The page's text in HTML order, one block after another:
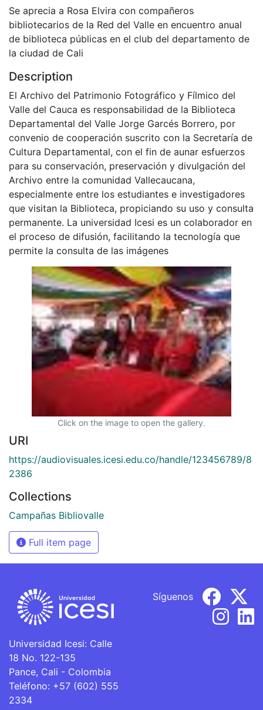
Se aprecia a Rosa Elvira con compañeros
bibliotecarios de la Red del Valle en encuentro anual
de biblioteca públicas en el club del departamento de
la ciudad de Cali
Description
El Archivo del Patrimonio Fotográfico y Fílmico del
Valle del Cauca es responsabilidad de la Biblioteca
Departamental del Valle Jorge Garcés Borrero, por
convenio de cooperación suscrito con la Secretaría de
Cultura Departamental, con el fin de aunar esfuerzos
para su conservación, preservación y divulgación del
Archivo entre la comunidad Vallecaucana,
especialmente entre los estudiantes e investigadores
que visitan la Biblioteca, propiciando su uso y consulta
permanente. La universidad Icesi es un colaborador en
el proceso de difusión, facilitando la tecnología que
permite la consulta de las imágenes
Click on the image to open the gallery.
URI
https://audiovisuales.icesi.edu.co/handle/123456789/8
2386
Collections
Campañas Bibliovalle
Full item page
Universidad Icesi: Calle
18 No. 122-135
Pance, Cali - Colombia
Teléfono: +57 (602) 555
2334
Síguenos